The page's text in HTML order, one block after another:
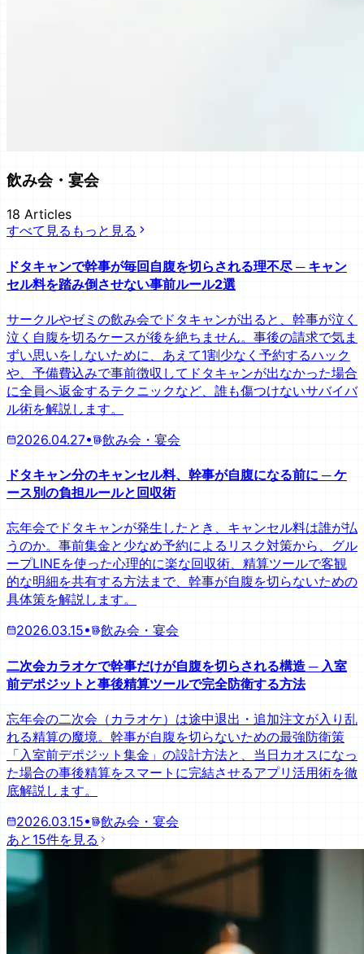
飲み会・宴会
18 Articles
すべて見る もっと見る
ドタキャンで幹事が毎回自腹を切らされる理不尽 ─ キャン
セル料を踏み倒させない事前ルール2選
サークルやゼミの飲み会でドタキャンが出ると、幹事が泣く
泣く自腹を切るケースが後を絶ちません。事後の請求で気ま
ずい思いをしないために、あえて1割少なく予約するハック
や、予備費込みで事前徴収してドタキャンが出なかった場合
に全員へ返金するテクニックなど、誰も傷つけないサバイバ
ル術を解説します。
2026.04.27• 飲み会・宴会
ドタキャン分のキャンセル料、幹事が自腹になる前に ─ ケ
ース別の負担ルールと回収術
忘年会でドタキャンが発生したとき、キャンセル料は誰が払
うのか。事前集金と少なめ予約によるリスク対策から、グル
ープLINEを使った心理的に楽な回収術、精算ツールで客観
的な明細を共有する方法まで、幹事が自腹を切らないための
具体策を解説します。
2026.03.15• 飲み会・宴会
二次会カラオケで幹事だけが自腹を切らされる構造 ─ 入室
前デポジットと事後精算ツールで完全防衛する方法
忘年会の二次会（カラオケ）は途中退出・追加注文が入り乱
れる精算の魔境。幹事が自腹を切らないための最強防衛策
「入室前デポジット集金」の設計方法と、当日カオスになっ
た場合の事後精算をスマートに完結させるアプリ活用術を徹
底解説します。
2026.03.15•
飲み会・宴会
あと15件を見る